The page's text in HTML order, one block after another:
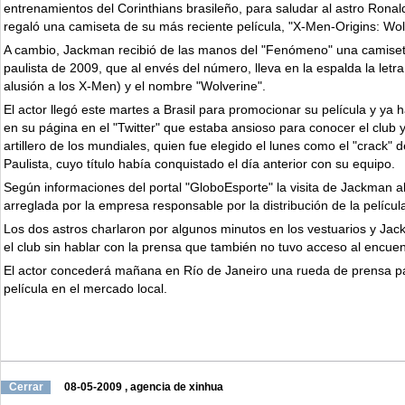
entrenamientos del Corinthians brasileño, para saludar al astro
regaló una camiseta de su más reciente película, "X-Men-Origins:
A cambio, Jackman recibió de las manos del "Fenómeno" una
paulista de 2009, que al envés del número, lleva en la espalda la
alusión a los X-Men) y el nombre "Wolverine".
El actor llegó este martes a Brasil para promocionar su película y ya
en su página en el "Twitter" que estaba ansioso para conocer el club
artillero de los mundiales, quien fue elegido el lunes como el "crack"
Paulista, cuyo título había conquistado el día anterior con su equipo.
Según informaciones del portal "GloboEsporte" la visita de Jackman
arreglada por la empresa responsable por la distribución de la
Los dos astros charlaron por algunos minutos en los vestuarios y
el club sin hablar con la prensa que también no tuvo acceso al
El actor concederá mañana en Río de Janeiro una rueda de prensa
película en el mercado local.
Cerrar 08-05-2009 , agencia de xinhua